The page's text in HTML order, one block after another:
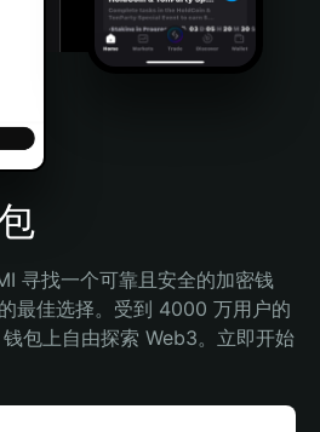
寻找一个可靠且安全的加密钱
最佳选择。受到 4000 万用户的
包上自由探索 Web3。立即开始